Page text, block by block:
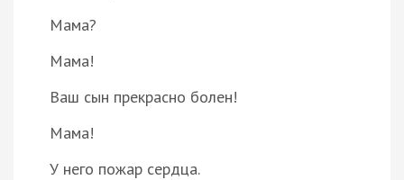
Мама?
Мама!
Ваш сын прекрасно болен!
Мама!
У него пожар сердца.